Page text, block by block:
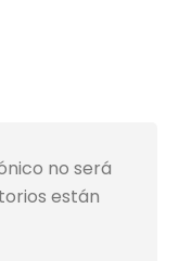
no será
están